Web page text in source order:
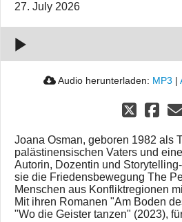
27. July 2026Fragen, die
bleiben
Audio herunterladen: MP3 |
Joana Osman, geboren 1982 als
palästinensischen Vaters und
Autorin, Dozentin und
sie die Friedensbewegung The
Menschen aus Konfliktregionen
Mit ihren Romanen "Am Boden
"Wo die Geister tanzen" (2023),